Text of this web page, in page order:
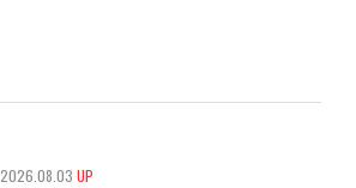
2026.08.03 UP